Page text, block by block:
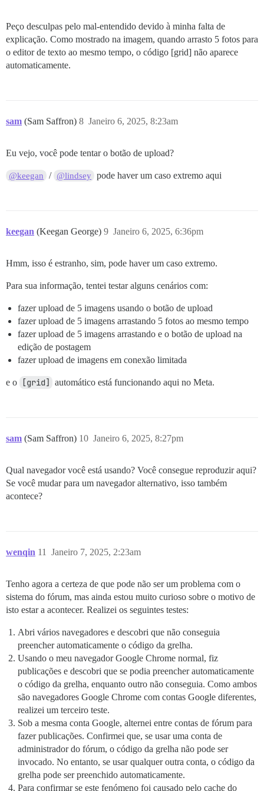
Peço desculpas pelo mal-entendido devido à minha falta de
explicação. Como mostrado na imagem, quando arrasto 5 fotos para
o editor de texto ao mesmo tempo, o código [grid] não aparece
automaticamente.
sam (Sam Saffron) Janeiro 6, 2025, 8:23am
8
Eu vejo, você pode tentar o botão de upload?
@keegan / @lindsey pode haver um caso extremo aqui
keegan (Keegan George) Janeiro 6, 2025, 6:36pm
9
Hmm, isso é estranho, sim, pode haver um caso extremo.
Para sua informação, tentei testar alguns cenários com:
fazer upload de 5 imagens usando o botão de upload
fazer upload de 5 imagens arrastando 5 fotos ao mesmo tempo
fazer upload de 5 imagens arrastando e o botão de upload na
edição de postagem
fazer upload de imagens em conexão limitada
e o [grid] automático está funcionando aqui no Meta.
sam (Sam Saffron) Janeiro 6, 2025, 8:27pm
10
Qual navegador você está usando? Você consegue reproduzir aqui?
Se você mudar para um navegador alternativo, isso também
acontece?
wenqin Janeiro 7, 2025, 2:23am
11
Tenho agora a certeza de que pode não ser um problema com o
sistema do fórum, mas ainda estou muito curioso sobre o motivo de
isto estar a acontecer. Realizei os seguintes testes:
Abri vários navegadores e descobri que não conseguia
preencher automaticamente o código da grelha.
Usando o meu navegador Google Chrome normal, fiz
publicações e descobri que se podia preencher automaticamente
o código da grelha, enquanto outro não conseguia. Como ambos
são navegadores Google Chrome com contas Google diferentes,
realizei um terceiro teste.
Sob a mesma conta Google, alternei entre contas de fórum para
fazer publicações. Confirmei que, se usar uma conta de
administrador do fórum, o código da grelha não pode ser
invocado. No entanto, se usar qualquer outra conta, o código da
grelha pode ser preenchido automaticamente.
Para confirmar se este fenómeno foi causado pelo cache do